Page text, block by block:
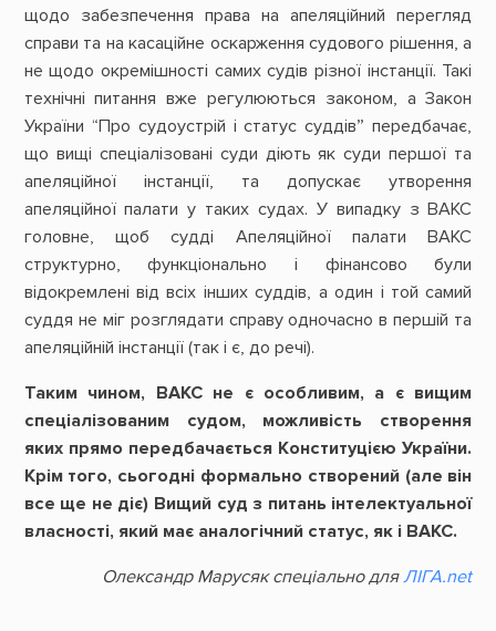
щодо забезпечення права на апеляційний перегляд
справи та на касаційне оскарження судового рішення, а
не щодо окремішності самих судів різної інстанції. Такі
технічні питання вже регулюються законом, а Закон
України “Про судоустрій і статус суддів” передбачає,
що вищі спеціалізовані суди діють як суди першої та
апеляційної інстанції, та допускає утворення
апеляційної палати у таких судах. У випадку з ВАКС
головне, щоб судді Апеляційної палати ВАКС
структурно, функціонально і фінансово були
відокремлені від всіх інших суддів, а один і той самий
суддя не міг розглядати справу одночасно в першій та
апеляційній інстанції (так і є, до речі).
Таким чином, ВАКС не є особливим, а є вищим
спеціалізованим судом, можливість створення
яких прямо передбачається Конституцією України.
Крім того, сьогодні формально створений (але він
все ще не діє) Вищий суд з питань інтелектуальної
власності, який має аналогічний статус, як і ВАКС.
Олександр Марусяк спеціально дляЛІГА.net